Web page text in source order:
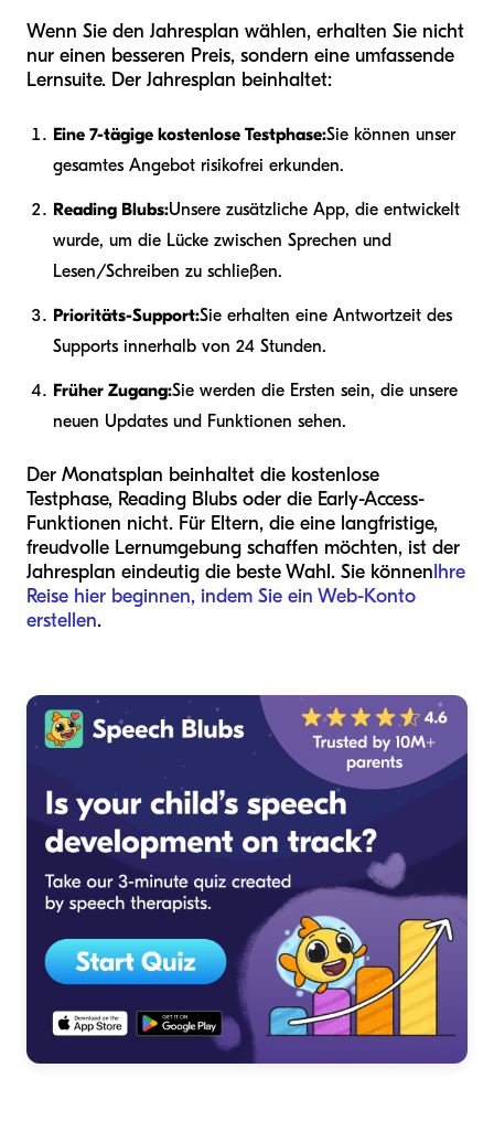
Wenn Sie den Jahresplan wählen, erhalten Sie nicht
nur einen besseren Preis, sondern eine umfassende
Lernsuite. Der Jahresplan beinhaltet:
Eine 7-tägige kostenlose Testphase:Sie können unser
gesamtes Angebot risikofrei erkunden.
Reading Blubs:Unsere zusätzliche App, die entwickelt
wurde, um die Lücke zwischen Sprechen und
Lesen/Schreiben zu schließen.
Prioritäts-Support:Sie erhalten eine Antwortzeit des
Supports innerhalb von 24 Stunden.
Früher Zugang:Sie werden die Ersten sein, die unsere
neuen Updates und Funktionen sehen.
Der Monatsplan beinhaltet die kostenlose
Testphase, Reading Blubs oder die Early-Access-
Funktionen nicht. Für Eltern, die eine langfristige,
freudvolle Lernumgebung schaffen möchten, ist der
Jahresplan eindeutig die beste Wahl. Sie könnenIhre
Reise hier beginnen, indem Sie ein Web-Konto
erstellen.